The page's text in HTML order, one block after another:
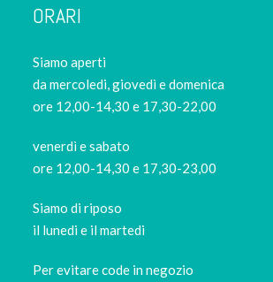
ORARI
Siamo aperti
da mercoledi, giovedì e domenica
ore 12,00-14,30 e 17,30-22,00
venerdì e sabato
ore 12,00-14,30 e 17,30-23,00
Siamo di riposo
il lunedi e il martedi
Per evitare code in negozio